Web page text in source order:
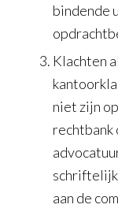
bindende
Klachten
niet zijn
rechtbank
schriftelijk
aan de